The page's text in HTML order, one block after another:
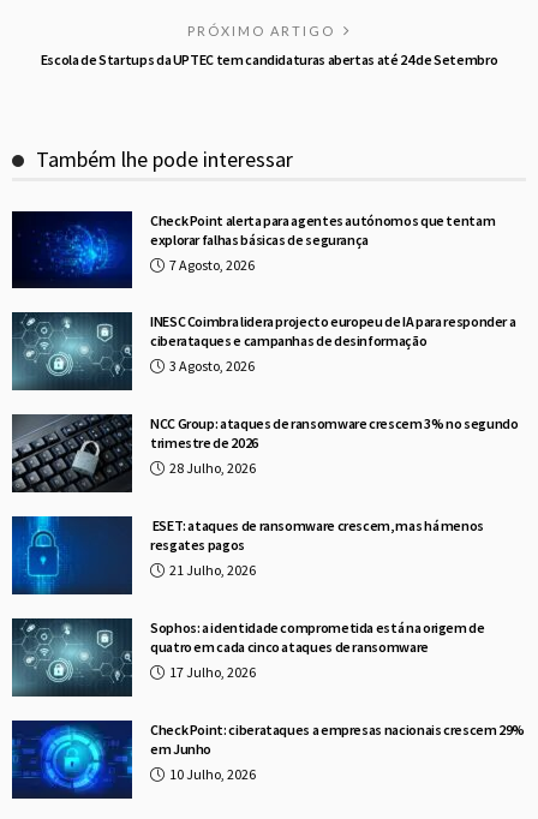
PRÓXIMO ARTIGO
Escola de Startups da UPTEC tem candidaturas abertas até 24 de Setembro
Também lhe pode interessar
Check Point alerta para agentes autónomos que tentam
explorar falhas básicas de segurança
7 Agosto, 2026
INESC Coimbra lidera projecto europeu de IA para responder a
ciberataques e campanhas de desinformação
3 Agosto, 2026
NCC Group: ataques de ransomware crescem 3% no segundo
trimestre de 2026
28 Julho, 2026
ESET: ataques de ransomware crescem, mas há menos
resgates pagos
21 Julho, 2026
Sophos: a identidade comprometida está na origem de
quatro em cada cinco ataques de ransomware
17 Julho, 2026
Check Point: ciberataques a empresas nacionais crescem 29%
em Junho
10 Julho, 2026